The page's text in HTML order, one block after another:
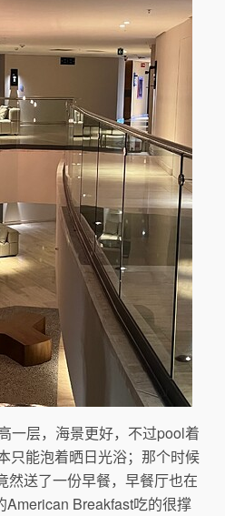
一层，海景更好，不过pool着
只能泡着晒日光浴；那个时候
然送了一份早餐，早餐厅也在
American Breakfast吃的很撑